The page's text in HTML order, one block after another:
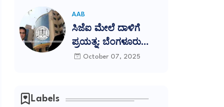
ಕೋರ್ಟ್
AAB
ಸಿಜೆಐ ಮೇಲೆ ದಾಳಿಗೆ
ಪ್ರಯತ್ನ: ಬೆಂಗಳೂರು
ವಕೀಲರ ಸಂಘದಿಂದ ಎಲ್ಲಾ
ಕರೆ
October 07, 2025
Labels